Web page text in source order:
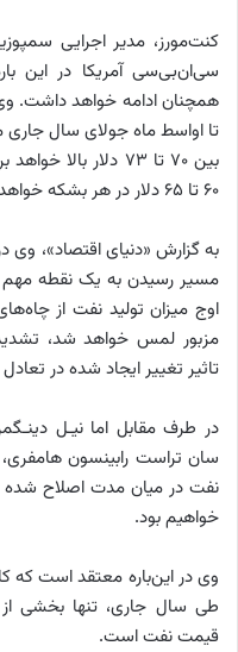
کنت‌مورز، مدیر اجرایی
سی‌ان‌بی‌سی آمریکا در این
همچنان ادامه خواهد داشت.
تا اواسط ماه جولای سال جاری
60 تا 65 دلار در هر بشکه خواهد رسید.
به گزارش «دنیای اقتصاد»، وی
مسیر رسیدن به یک نقطه مهم
اوج میزان تولید نفت از
مزبور لمس خواهد شد،
تاثیر تغییر ایجاد شده در
در طرف مقابل اما نیـل
سان تراست رابینسون
نفت در میان مدت اصلاح
خواهیم بود.
وی در این‌باره معتقد است که
طی سال جاری، تنها بخشی
قیمت نفت است.